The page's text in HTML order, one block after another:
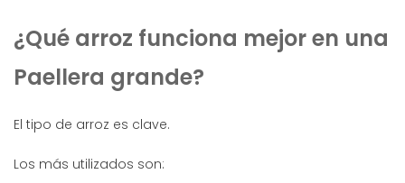
¿Qué arroz funciona mejor en una
Paellera grande?
El tipo de arroz es clave.
Los más utilizados son: